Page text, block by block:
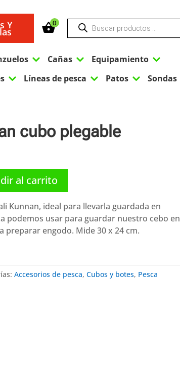
Y 0 Búsqueda
productos
3 Cañas 3 Equipamiento 3
3 Líneas de pesca 3 Patos 3 Sondas
cubo plegable
al carrito
Kunnan, ideal para llevarla guardada en
podemos usar para guardar nuestro cebo en
preparar engodo. Mide 30 x 24 cm.
Accesorios de pesca, Cubos y botes, Pesca